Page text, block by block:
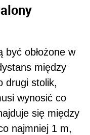
być obłożone w
między
drugi stolik,
wynosić co
się między
najmniej 1 m,